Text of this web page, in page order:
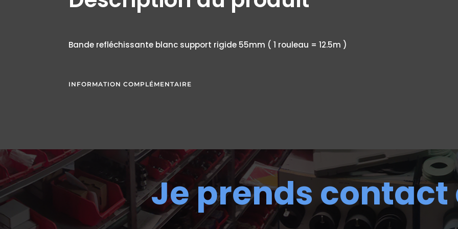
Bande refléchissante blanc support rigide 55mm ( 1 rouleau = 12.5m )
INFORMATION COMPLÉMENTAIRE
Je prends contact